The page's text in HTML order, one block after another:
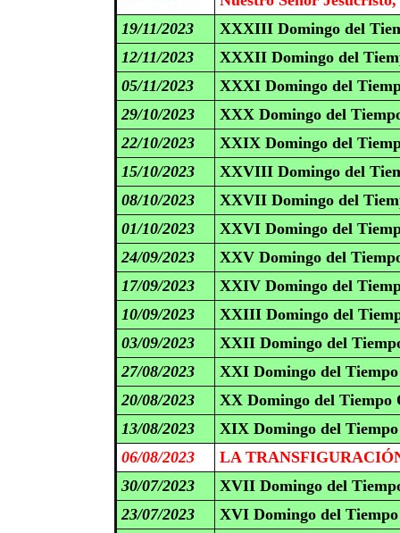
19/11/2023
XXXIII Domingo del
12/11/2023
XXXII Domingo del
05/11/2023
XXXI Domingo del
29/10/2023
XXX Domingo del
22/10/2023
XXIX Domingo del
15/10/2023
XXVIII Domingo del
08/10/2023
XXVII Domingo del
01/10/2023
XXVI Domingo del
24/09/2023
XXV Domingo del
17/09/2023
XXIV Domingo del
10/09/2023
XXIII Domingo del
03/09/2023
XXII Domingo del
27/08/2023
XXI Domingo del
20/08/2023
XX Domingo del
13/08/2023
XIX Domingo del
06/08/2023
LA
30/07/2023
XVII Domingo del
23/07/2023
XVI Domingo del